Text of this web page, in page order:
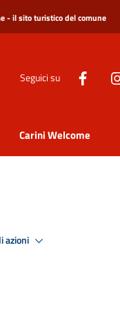
- il sito turistico del comune
Seguici su
Carini Welcome
azioni